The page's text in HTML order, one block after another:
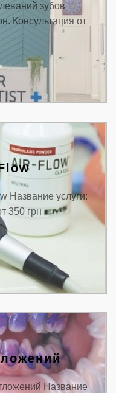
зубов
Консультация от
Название услуги:
350 грн
Название